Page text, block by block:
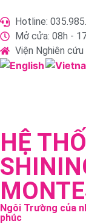
Hotline:
Mở cửa: 08h -
Viện Nghiên
HỆ
Ngôi Trường của
phúc